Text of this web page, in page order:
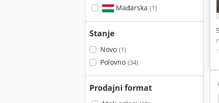
Mađarska (1)
Stanje
Novo (1)
Polovno (34)
Prodajni format